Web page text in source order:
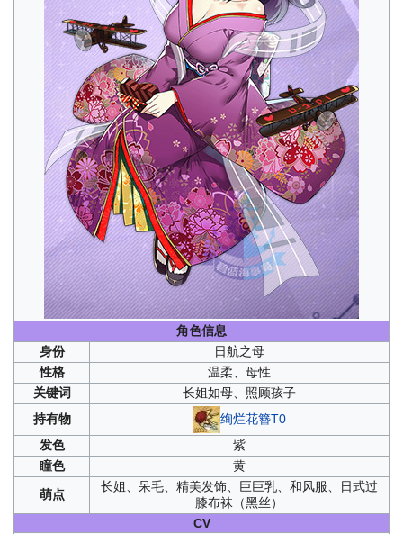
角色信息
身份
日航之母
性格
温柔、母性
关键词
长姐如母、照顾孩子
持有物
绚烂花簪T0
发色
紫
瞳色
黄
萌点
长姐、呆毛、精美发饰、巨巨乳、和风服、日式过
膝布袜（黑丝）
CV